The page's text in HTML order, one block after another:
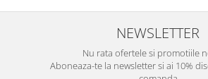
NEWSLETTER
Nu rata ofertele si promotiile
Aboneaza-te la newsletter si ai 10%